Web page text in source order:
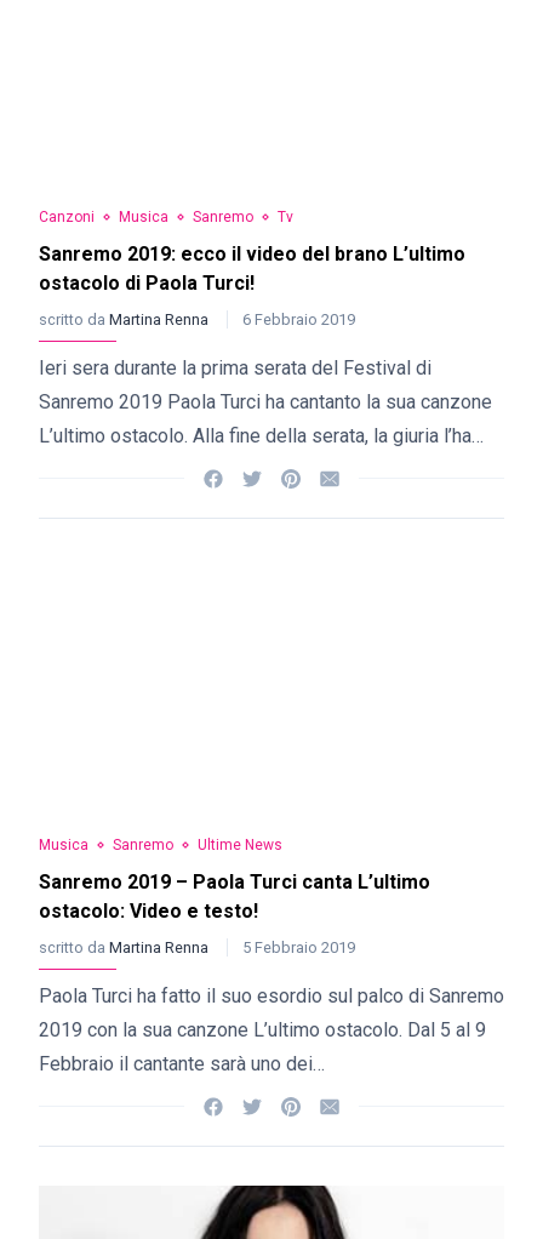
Canzoni Musica Sanremo Tv
Sanremo 2019: ecco il video del brano L’ultimo
ostacolo di Paola Turci!
scritto da Martina Renna 6 Febbraio 2019
Ieri sera durante la prima serata del Festival di
Sanremo 2019 Paola Turci ha cantanto la sua canzone
L’ultimo ostacolo. Alla fine della serata, la giuria l’ha…
Musica Sanremo Ultime News
Sanremo 2019 – Paola Turci canta L’ultimo
ostacolo: Video e testo!
scritto da Martina Renna 5 Febbraio 2019
Paola Turci ha fatto il suo esordio sul palco di Sanremo
2019 con la sua canzone L’ultimo ostacolo. Dal 5 al 9
Febbraio il cantante sarà uno dei…